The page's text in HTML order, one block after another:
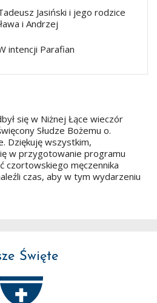
Jasiński i jego rodzice
i Andrzej
intencji Parafian
się w Niżnej Łące wieczór
Słudze Bożemu o.
Dziękuję wszystkim,
w przygotowanie programu
czortowskiego męczennika
czas, aby w tym wydarzeniu
Święte